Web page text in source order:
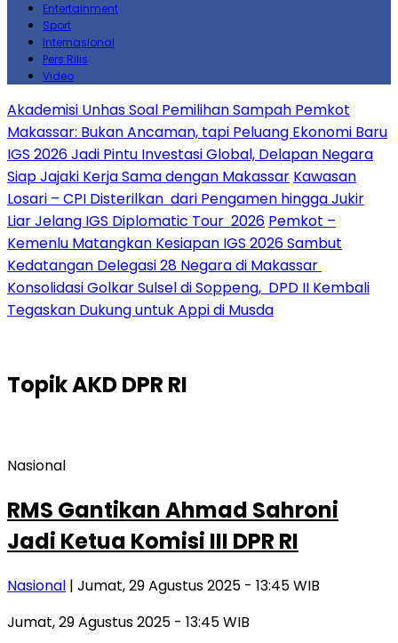
Entertainment
Sport
Internasional
Pers Rilis
Video
Akademisi Unhas Soal Pemilihan Sampah Pemkot
Makassar: Bukan Ancaman, tapi Peluang Ekonomi Baru
IGS 2026 Jadi Pintu Investasi Global, Delapan Negara
Siap Jajaki Kerja Sama dengan Makassar Kawasan
Losari – CPI Disterilkan dari Pengamen hingga Jukir
Liar Jelang IGS Diplomatic Tour 2026 Pemkot –
Kemenlu Matangkan Kesiapan IGS 2026 Sambut
Kedatangan Delegasi 28 Negara di Makassar
Konsolidasi Golkar Sulsel di Soppeng, DPD II Kembali
Tegaskan Dukung untuk Appi di Musda
TopikAKD DPR RI
Nasional
RMS Gantikan Ahmad Sahroni
Jadi Ketua Komisi III DPR RI
Nasional | Jumat, 29 Agustus 2025 - 13:45 WIB
Jumat, 29 Agustus 2025 - 13:45 WIB